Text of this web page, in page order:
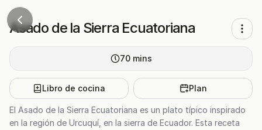
Asado de la Sierra Ecuatoriana
70 mins
Libro de cocina Plan
El Asado de la Sierra Ecuatoriana es un plato típico inspirado
en la región de Urcuquí, en la sierra de Ecuador. Esta receta